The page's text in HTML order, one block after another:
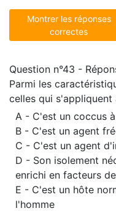
Montrer les réponses
correctes
Question n°43 -
Parmi les
celles qui s'appliquent
A - C'est un coccus
B - C'est un agent
C - C'est un agent
D - Son isolement
enrichi en facteurs
E - C'est un hôte
l'homme